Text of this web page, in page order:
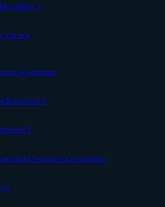
3
для игр
за полцены
Battlefield 5
V
5 начнется в сентябре